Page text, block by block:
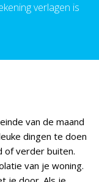
verlagen is
van de maand
dingen te doen
of verder buiten.
van je woning.